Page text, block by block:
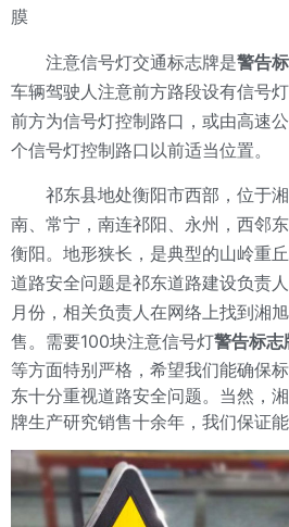
膜
注意信号灯交通标志牌是警告
车辆驾驶人注意前方路段设有信号
前方为信号灯控制路口，或由高速
个信号灯控制路口以前适当位置。
祁东县地处衡阳市西部，位于
南、常宁，南连祁阳、永州，西邻
衡阳。地形狭长，是典型的山岭重
道路安全问题是祁东道路建设负责
月份，相关负责人在网络上找到湘
售。需要100块注意信号灯警告标志
等方面特别严格，希望我们能确保
东十分重视道路安全问题。当然，
牌生产研究销售十余年，我们保证